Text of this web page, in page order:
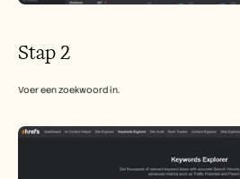
Stap 2
Voer een zoekwoord in.